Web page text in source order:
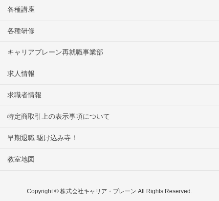
各種講座
各種研修
キャリアブレーン再就職事業部
求人情報
求職者情報
特定商取引上の表示事項について
早期退職 駆け込み寺！
教室地図
Copyright © 株式会社キャリア・ブレーン All Rights Reserved.